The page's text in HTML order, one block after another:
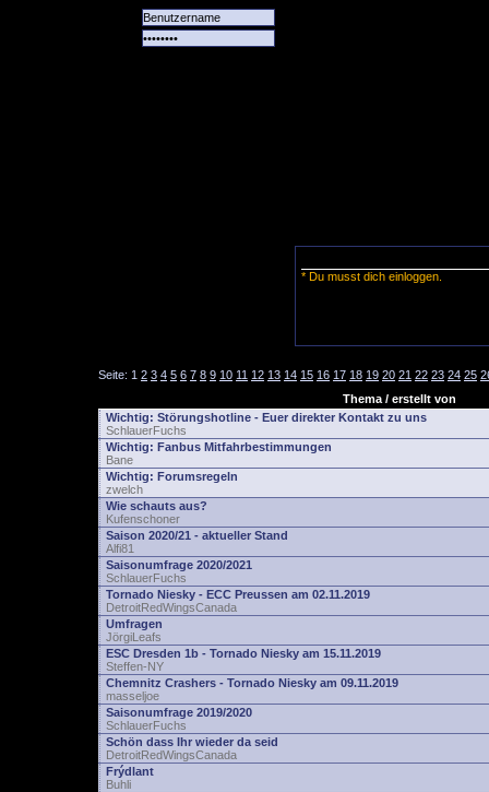
* Du musst dich einloggen.
Seite: 1 2 3 4 5 6 7 8 9 10 11 12 13 14 15 16 17 18 19 20 21 22 23 24 25
Thema / erstellt von
Wichtig: Störungshotline - Euer direkter Kontakt zu uns
SchlauerFuchs
Wichtig: Fanbus Mitfahrbestimmungen
Bane
Wichtig: Forumsregeln
zwelch
Wie schauts aus?
Kufenschoner
Saison 2020/21 - aktueller Stand
Alfi81
Saisonumfrage 2020/2021
SchlauerFuchs
Tornado Niesky - ECC Preussen am 02.11.2019
DetroitRedWingsCanada
Umfragen
JörgiLeafs
ESC Dresden 1b - Tornado Niesky am 15.11.2019
Steffen-NY
Chemnitz Crashers - Tornado Niesky am 09.11.2019
masseljoe
Saisonumfrage 2019/2020
SchlauerFuchs
Schön dass Ihr wieder da seid
DetroitRedWingsCanada
Frýdlant
Buhli